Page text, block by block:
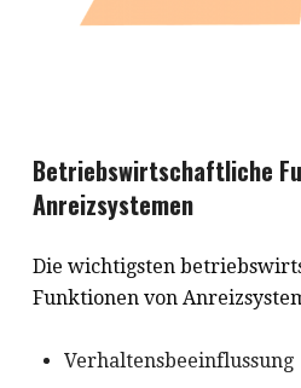
Betriebswirtschaftliche
Anreizsystemen
Die wichtigsten
Funktionen von
Verhaltensbeeinflussung